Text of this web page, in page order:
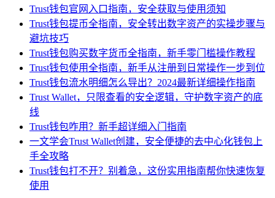
Trust钱包官网入口指南，安全获取与使用须知
Trust钱包提币全指南，安全转出数字资产的实操步骤与
避坑技巧
Trust钱包购买数字货币全指南，新手零门槛操作教程
Trust钱包使用全指南，新手从注册到日常操作一步到位
Trust钱包流水明细怎么导出？2024最新详细操作指南
Trust Wallet，只限查看的安全逻辑，守护数字资产的底
线
Trust钱包咋用？新手超详细入门指南
一文学会Trust Wallet创建，安全便捷的去中心化钱包上
手全攻略
Trust钱包打不开？别着急，这份实用指南帮你快速恢复
使用